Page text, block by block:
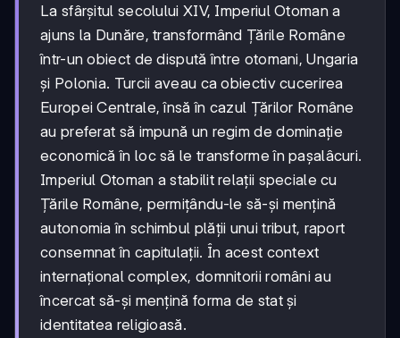
La sfârșitul secolului XIV, Imperiul Otoman a
ajuns la Dunăre, transformând Țările Române
într-un obiect de dispută între otomani, Ungaria
și Polonia. Turcii aveau ca obiectiv cucerirea
Europei Centrale, însă în cazul Țărilor Române
au preferat să impună un regim de dominație
economică în loc să le transforme în pașalâcuri.
Imperiul Otoman a stabilit relații speciale cu
Țările Române, permițându-le să-și mențină
autonomia în schimbul plății unui tribut, raport
consemnat în capitulații. În acest context
internațional complex, domnitorii români au
încercat să-și mențină forma de stat și
identitatea religioasă.